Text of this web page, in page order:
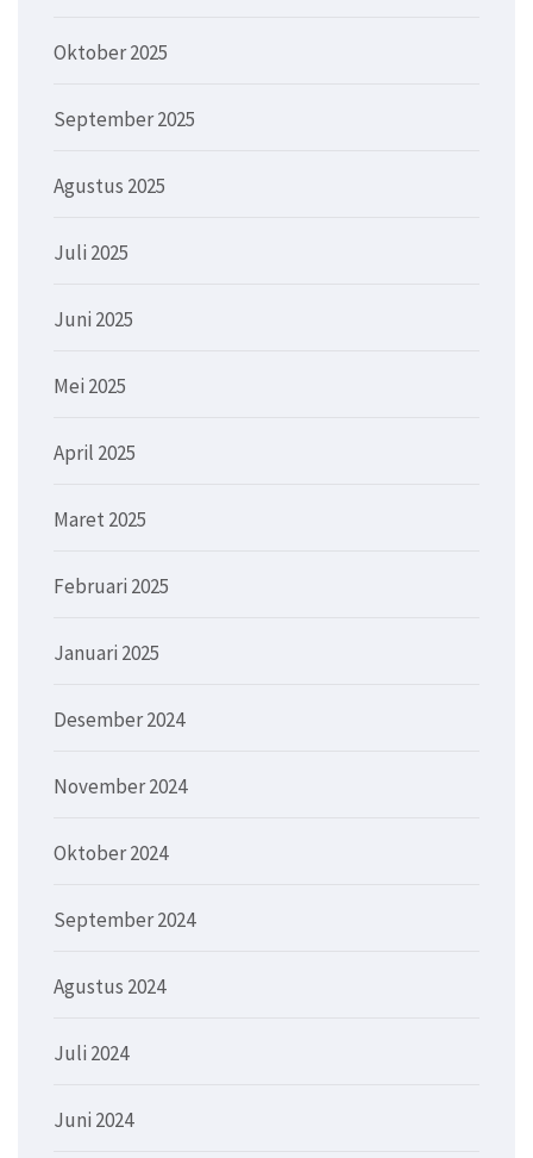
Oktober 2025
September 2025
Agustus 2025
Juli 2025
Juni 2025
Mei 2025
April 2025
Maret 2025
Februari 2025
Januari 2025
Desember 2024
November 2024
Oktober 2024
September 2024
Agustus 2024
Juli 2024
Juni 2024